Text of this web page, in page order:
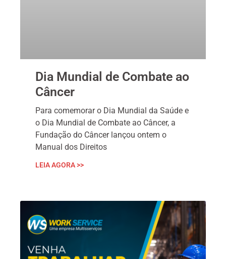
Dia Mundial de Combate ao
Câncer
Para comemorar o Dia Mundial da Saúde e
o Dia Mundial de Combate ao Câncer, a
Fundação do Câncer lançou ontem o
Manual dos Direitos
LEIA AGORA >>